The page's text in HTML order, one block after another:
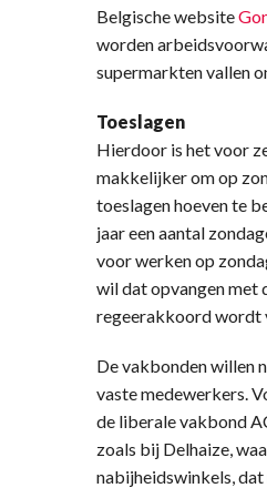
Belgische website
worden
supermarkten vallen
Toeslagen
Hierdoor is het voor
makkelijker om op
toeslagen hoeven te
jaar een aantal
voor werken op
wil dat opvangen met
regeerakkoord wordt
De vakbonden willen
vaste medewerkers.
de liberale vakbond
zoals bij Delhaize,
nabijheidswinkels,